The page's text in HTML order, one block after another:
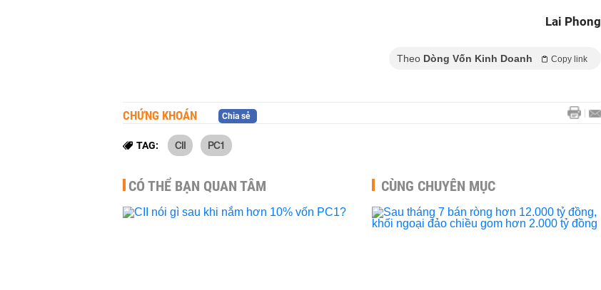
Lai Phong
Theo Dòng Vốn Kinh Doanh Copy link
CHỨNG KHOÁN Chia sẻ
TAG: CII PC1
CÓ THỂ BẠN QUAN TÂM CÙNG CHUYÊN MỤC